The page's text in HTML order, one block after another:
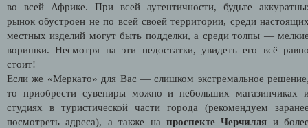
во всей Африке. При всей аутентичности, будьте
рынок обустроен не по всей своей территории, среди
местных изделий могут быть подделки, а среди толпы —
воришки. Несмотря на эти недостатки, увидеть его всё
стоит!
Если же «Меркато» для Вас —слишком экстремальное
то приобрести сувениры можно и небольших магазинчиках
студиях в туристической части города (рекомендуем
посмотреть адреса), а также на проспекте Черчилля и